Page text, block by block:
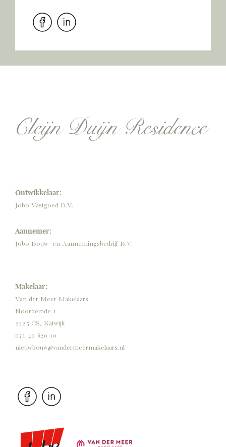
Ontwikkelaar:
Jobo Vastgoed B.V.
Aannemer:
Jobo Bouw- en Aannemingsbedrijf B.V.
Makelaar:
Van der Meer Makelaars
Noordeinde 1
2225 CS, Katwijk
071 40 620 10
nieuwbouw@vandermeermakelaars.nl